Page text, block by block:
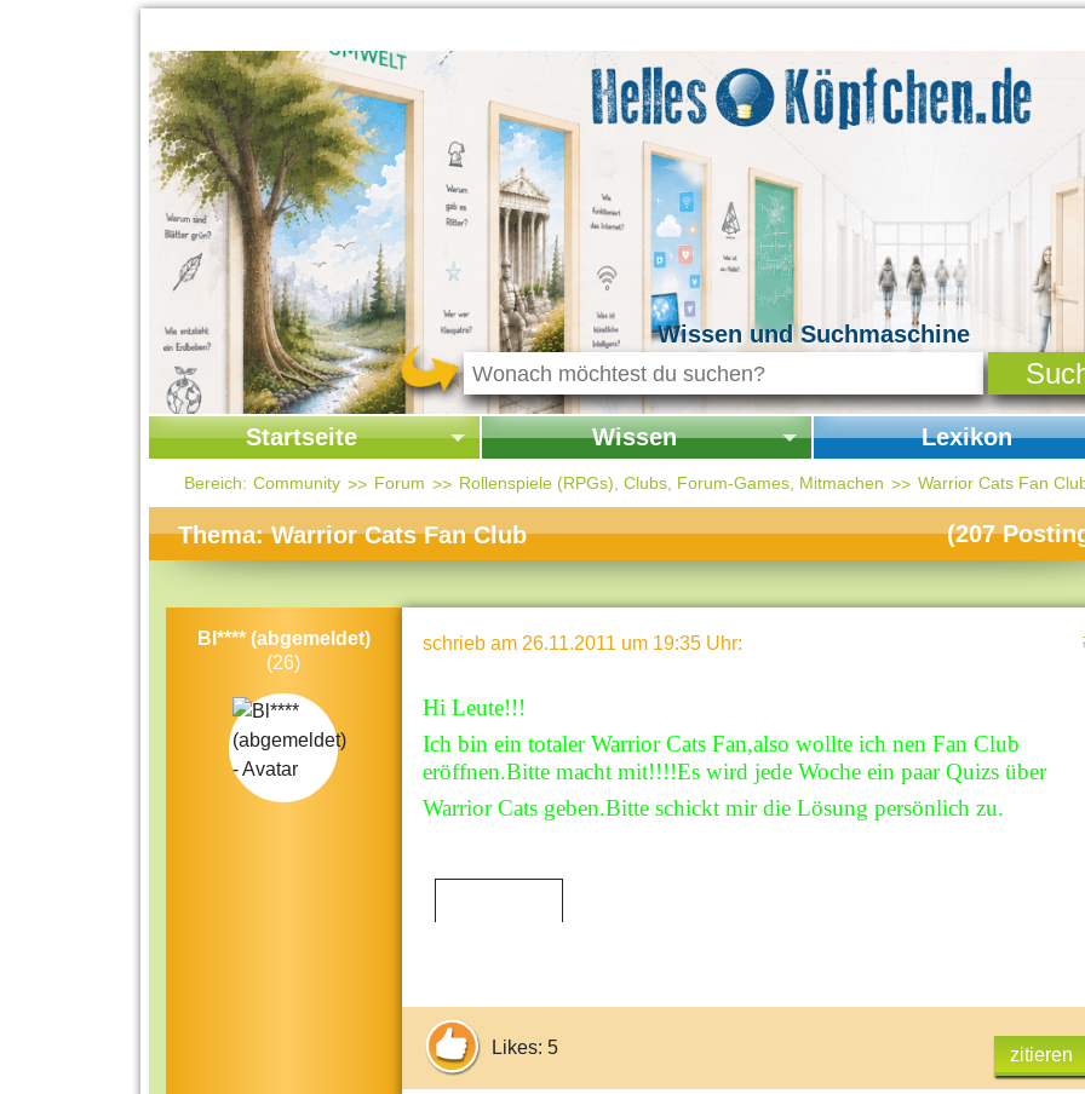
Wissen und Suchmaschine
Startseite
Startseite
Kontakt
Themen-Specials
Häufig gesucht
Beliebte Artikel
Wissen
Startseite Wissen
Geschichte & Kultur
Kolumne
Mensch & Natur
Gesellschaft & Politik
Universum
Kunst
Technik
Lexikon
Startseite Lexikon
Bereich: Community Forum Rollenspiele (RPGs), Clubs, Forum-Games, Mitmachen Warrior Cats Fan
Thema: Warrior Cats Fan Club (207
Bl**** (abgemeldet)
(26)
schrieb am 26.11.2011 um 19:35 Uhr:
Hi Leute!!!
Ich bin ein totaler Warrior Cats Fan,also wollte ich nen Fan Club
eröffnen.Bitte macht mit!!!!Es wird jede Woche ein paar Quizs über
Warrior Cats geben.Bitte schickt mir die Lösung persönlich zu.
Likes: 5 zitieren